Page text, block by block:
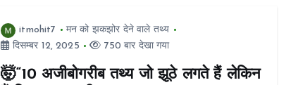
itmohit7
मन को झकझोर देने वाले तथ्य
दिसम्बर 12, 2025
750 बार देखा गया
🤯“10 अजीबोगरीब तथ्य जो झूठे लगते हैं लेकिन